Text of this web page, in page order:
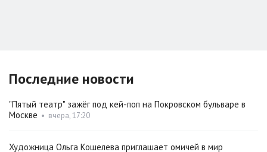
Последние новости
"Пятый театр" зажёг под кей-поп на Покровском бульваре в
Москве • вчера, 17:20
Художница Ольга Кошелева приглашает омичей в мир